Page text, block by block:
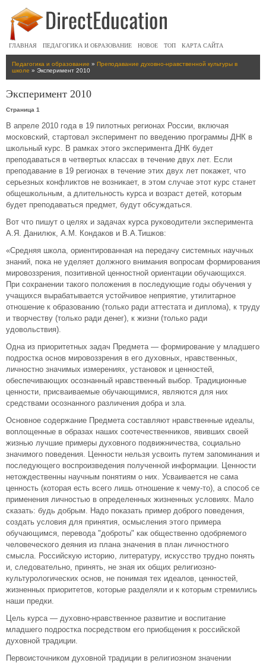
ГЛАВНАЯ ПЕДАГОГИКА И ОБРАЗОВАНИЕ НОВОЕ ТОП КАРТА САЙТА
Педагогика и образование » Преподавание духовно-нравственной культуры в
школе » Эксперимент 2010
Эксперимент 2010
Страница 1
В апреле 2010 года в 19 пилотных регионах России, включая
московский, стартовал эксперимент по введению программы ДНК в
школьный курс. В рамках этого эксперимента ДНК будет
преподаваться в четвертых классах в течение двух лет. Если
преподавание в 19 регионах в течение этих двух лет покажет, что
серьезных конфликтов не возникает, в этом случае этот курс станет
общешкольным, а длительность курса и возраст детей, которым
будет преподаваться предмет, будут обсуждаться.
Вот что пишут о целях и задачах курса руководители эксперимента
А.Я. Данилюк, А.М. Кондаков и В.А.Тишков:
«Средняя школа, ориентированная на передачу системных научных
знаний, пока не уделяет должного внимания вопросам формирования
мировоззрения, позитивной ценностной ориентации обучающихся.
При сохранении такого положения в последующие годы обучения у
учащихся вырабатывается устойчивое неприятие, утилитарное
отношение к образованию (только ради аттестата и диплома), к труду
и творчеству (только ради денег), к жизни (только ради
удовольствия).
Одна из приоритетных задач Предмета — формирование у младшего
подростка основ мировоззрения в его духовных, нравственных,
личностно значимых измерениях, установок и ценностей,
обеспечивающих осознанный нравственный выбор. Традиционные
ценности, присваиваемые обучающимися, являются для них
средствами осознанного различения добра и зла.
Основное содержание Предмета составляют нравственные идеалы,
воплощенные в образах наших соотечественников, явивших своей
жизнью лучшие примеры духовного подвижничества, социально
значимого поведения. Ценности нельзя усвоить путем запоминания и
последующего воспроизведения полученной информации. Ценности
нетождественны научным понятиям о них. Усваивается не сама
ценность (которая есть всего лишь отношение к чему-то), а способ се
применения личностью в определенных жизненных условиях. Мало
сказать: будь добрым. Надо показать пример доброго поведения,
создать условия для принятия, осмысления этого примера
обучающимся, перевода "доброты" как общественно одобряемого
человеческого деяния из плана значения в план личностного
смысла. Российскую историю, литературу, искусство трудно понять
и, следовательно, принять, не зная их общих религиозно-
культурологических основ, не понимая тех идеалов, ценностей,
жизненных приоритетов, которые разделяли и к которым стремились
наши предки.
Цель курса — духовно-нравственное развитие и воспитание
младшего подростка посредством его приобщения к российской
духовной традиции.
Первоисточником духовной традиции в религиозном значении